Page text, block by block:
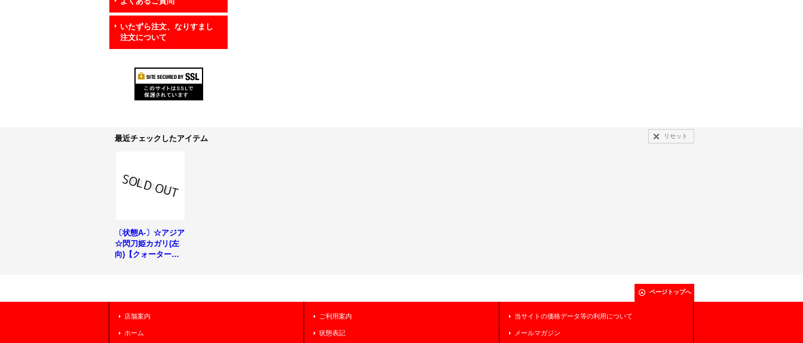
いたずら注文、なりすまし
注文について
最近チェックしたアイテム リセット
〔状態A-〕☆アジア
☆閃刀姫カガリ(左
向)【クォーターセ
ページトップへ
店舗案内
ホーム
ご利用案内
状態表記
当サイトの価格データ等の利用について
メールマガジン